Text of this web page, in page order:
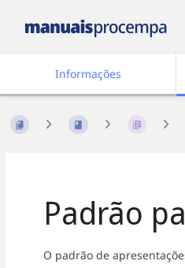
Informações
Padrão
O padrão de